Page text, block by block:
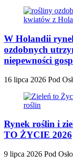
W Holandii
ozdobnych
niepewności
16 lipca 2026 Pod
Rynek roślin i
TO ŻYCIE 2026
9 lipca 2026 Pod